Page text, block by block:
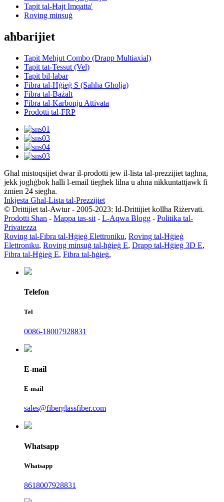
Tapit tal-Ħajt Imqatta'
Roving minsuġ
aħbarijiet
Tapit Meħjut Combo (Drapp Multiaxial)
Tapit tat-Tessut (Vel)
Tapit bil-labar
Fibra tal-Ħġieġ S (Saħħa Għolja)
Fibra tal-Bażalt
Fibra tal-Karbonju Attivata
Prodotti tal-FRP
Għal mistoqsijiet dwar il-prodotti jew il-lista tal-prezzijiet tagħna,
jekk jogħġbok ħalli l-email tiegħek lilna u aħna nikkuntattjawk fi
żmien 24 siegħa.
Inkjesta Għal-Lista tal-Prezzijiet
© Drittijiet tal-Awtur - 2005-2023: Id-Drittijiet kollha Riżervati.
Prodotti Sħan - Mappa tas-sit - L-Aqwa Blogg - Politika tal-
Privatezza
Roving tal-Fibra tal-Ħġieġ Elettroniku, Roving tal-Ħġieġ
Elettroniku, Roving minsuġ tal-ħġieġ E, Drapp tal-Ħġieġ 3D E,
Fibra tal-Ħġieġ E, Fibra tal-ħġieġ,
Telefon
Tel
0086-18007928831
E-mail
E-mail
sales@fiberglassfiber.com
Whatsapp
Whatsapp
8618007928831